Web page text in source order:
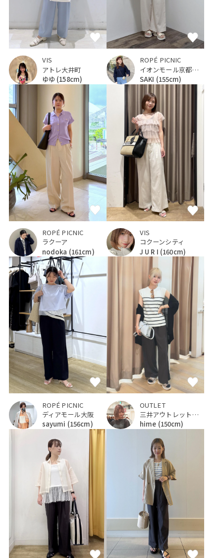
VIS
アトレ大井町
ゆゆ (158cm)
ROPÉ PICNIC
イオンモール京都桂川
SAKI (155cm)
ROPÉ PICNIC
ラクーア
nodoka (161cm)
VIS
コクーンシティ
J U R I (160cm)
ROPÉ PICNIC
ディアモール大阪
sayumi (156cm)
OUTLET
三井アウトレットパーク 仙台港
hime (150cm)